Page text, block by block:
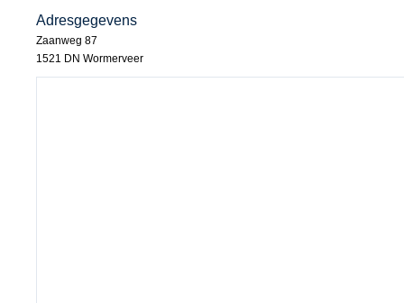
Adresgegevens
Zaanweg 87
1521 DN Wormerveer